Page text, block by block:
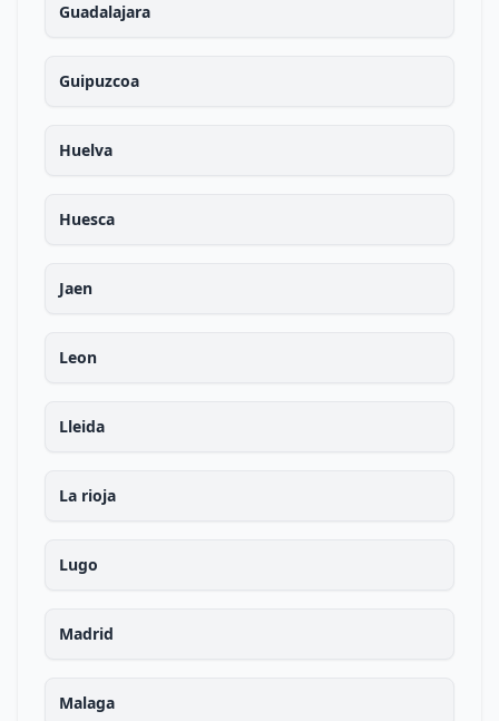
Guadalajara
Guipuzcoa
Huelva
Huesca
Jaen
Leon
Lleida
La rioja
Lugo
Madrid
Malaga